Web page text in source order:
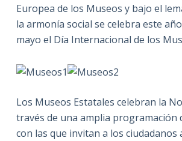
Europea de los Museos y bajo el
la armonía social se celebra este
mayo el Día Internacional de los
Los Museos Estatales celebran la
través de una amplia programación
con las que invitan a los ciudadanos